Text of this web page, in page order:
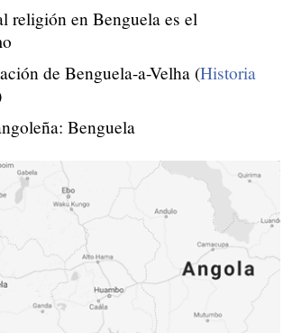
religión en Benguela es el
de Benguela-a-Velha (Historia
Benguela